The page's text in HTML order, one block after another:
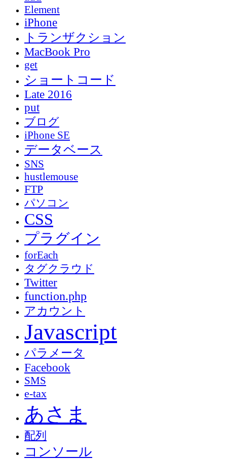
Element
iPhone
トランザクション
MacBook Pro
get
ショートコード
Late 2016
put
ブログ
iPhone SE
データベース
SNS
hustlemouse
FTP
パソコン
CSS
プラグイン
forEach
タグクラウド
Twitter
function.php
アカウント
Javascript
パラメータ
Facebook
SMS
e-tax
あさま
配列
コンソール